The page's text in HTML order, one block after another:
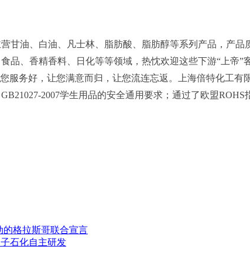
营甘油、白油、凡士林、脂肪酸、脂肪醇等系列产品，产
品、香精香料、日化等等领域，热忱欢迎这些下游“上帝
服务好，让您满意而归，让您流连忘返。上海倍特化工
2007学生用品的安全通用要求；通过了欧盟
的格拉斯哥联合宣言
石化自主研发